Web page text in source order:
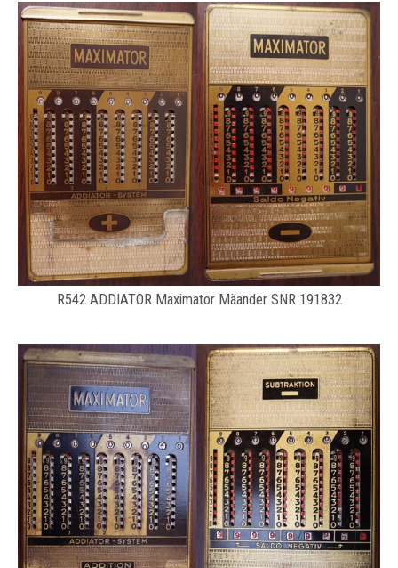
R542 ADDIATOR Maximator Mäander SNR 191832